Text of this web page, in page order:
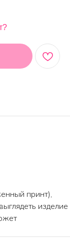
принт),
изделие